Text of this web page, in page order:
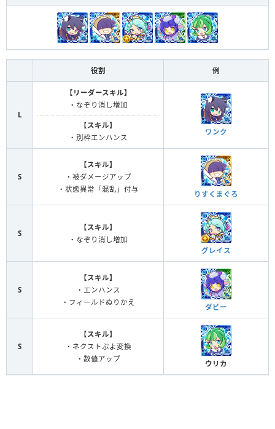
役割 例
L
【リーダースキル】
・なぞり消し増加
【スキル】
・別枠エンハンス
ワンク
S
【スキル】
・被ダメージアップ
・状態異常「混乱」付与
りすくまぐろ
S
【スキル】
・なぞり消し増加
グレイス
S
【スキル】
・エンハンス
・フィールドぬりかえ
ダビー
S
【スキル】
・ネクストぷよ変換
・数値アップ
ウリカ